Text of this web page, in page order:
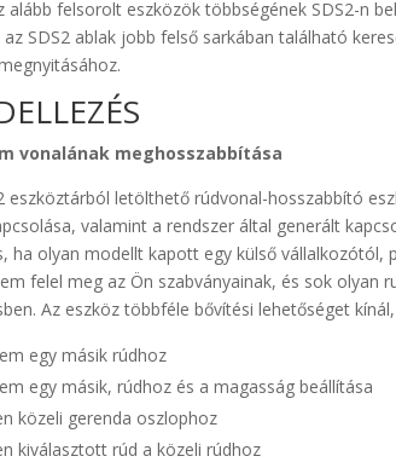
alább felsorolt eszközök többségének SDS2-n
SDS2 ablak jobb felső sarkában található
vonalának meghosszabbítása
eszköztárból letölthető rúdvonal-hosszabbító
valamint a rendszer által generált
ha olyan modellt kapott egy külső
felel meg az Ön szabványainak, és sok olyan
Az eszköz többféle bővítési lehetőséget
egy másik rúdhoz
egy másik, rúdhoz és a magasság beállítása
közeli gerenda oszlophoz
kiválasztott rúd a közeli rúdhoz